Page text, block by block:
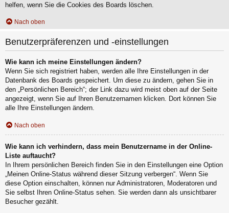
helfen, wenn Sie die Cookies des Boards löschen.
Nach oben
Benutzerpräferenzen und -einstellungen
Wie kann ich meine Einstellungen ändern?
Wenn Sie sich registriert haben, werden alle Ihre Einstellungen in der
Datenbank des Boards gespeichert. Um diese zu ändern, gehen Sie in
den „Persönlichen Bereich“; der Link dazu wird meist oben auf der Seite
angezeigt, wenn Sie auf Ihren Benutzernamen klicken. Dort können Sie
alle Ihre Einstellungen ändern.
Nach oben
Wie kann ich verhindern, dass mein Benutzername in der Online-
Liste auftaucht?
In Ihrem persönlichen Bereich finden Sie in den Einstellungen eine Option
„Meinen Online-Status während dieser Sitzung verbergen“. Wenn Sie
diese Option einschalten, können nur Administratoren, Moderatoren und
Sie selbst Ihren Online-Status sehen. Sie werden dann als unsichtbarer
Besucher gezählt.